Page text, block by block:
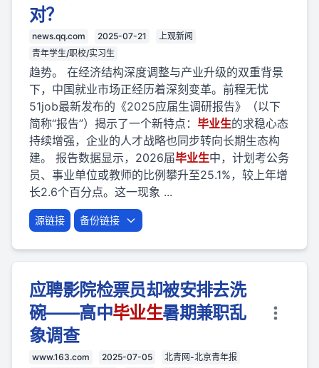
对？
news.qq.com 2025-07-21
上观新闻
青年学生/职校/实习生
趋势。 在经济结构深度调整与产业升级的双重背景
下，中国就业市场正经历着深刻变革。前程无忧
51job最新发布的《2025应届生调研报告》（以下
简称“报告”）揭示了一个新特点： 毕业生的求稳心态
持续增强，企业的人才战略也同步转向长期生态构
建。 报告数据显示，2026届毕业生中，计划考公务
员、事业单位或教师的比例攀升至25.1%，较上年增
长2.6个百分点。这一现象 ...
源链接 备份链接
应聘影院检票员却被安排去洗
碗——高中毕业生暑期兼职乱
象调查
www.163.com 2025-07-05
北青网-北京青年报